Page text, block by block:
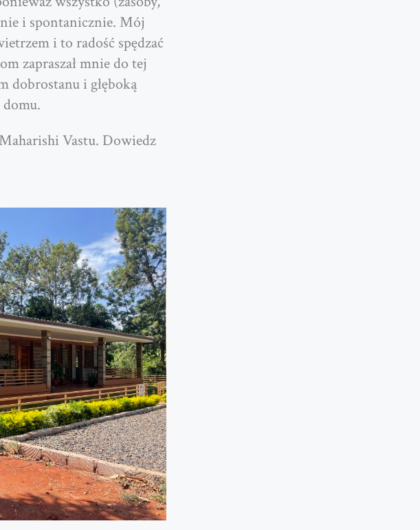
i spontanicznie. Mój
i to radość spędzać
zapraszał mnie do tej
dobrostanu i głęboką
Vastu. Dowiedz